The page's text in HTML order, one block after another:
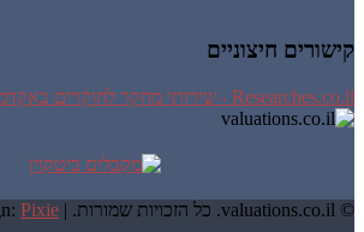
קישורים חיצוניים
Researches.co.il - שירותי מחקר לחוקרים באקדמיה
© valuations.co.il. כל הזכויות שמורות. |
Pixie